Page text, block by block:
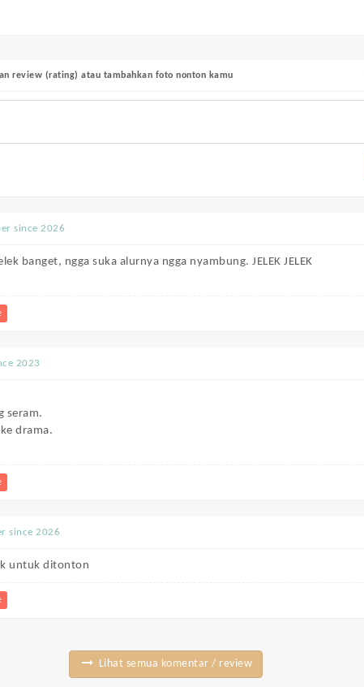
review (rating) atau tambahkan foto nonton kamu
since 2026
banget, ngga suka alurnya ngga nyambung. JELEK JELEK
2023
seram.
drama.
since 2026
untuk ditonton
Lihat semua komentar / review